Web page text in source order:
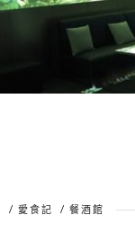
/ 愛食記 / 餐酒館